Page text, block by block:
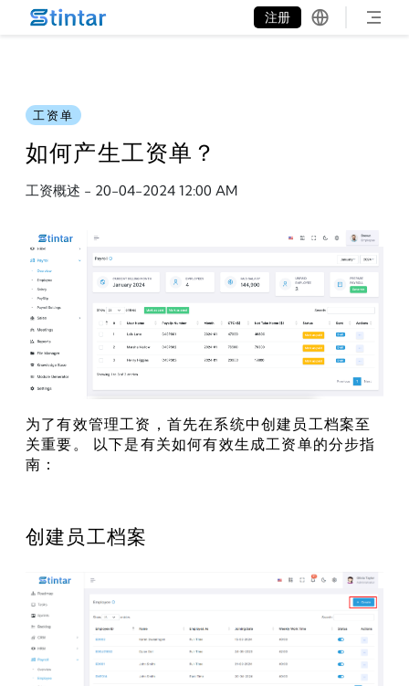
put google tag in file
注册
工资单
如何产生工资单？
工资概述 - 20-04-2024 12:00 AM
为了有效管理工资，首先在系统中创建员工档案至
关重要。 以下是有关如何有效生成工资单的分步指
南：
创建员工档案